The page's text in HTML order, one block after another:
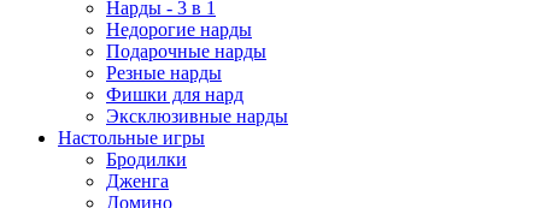
Нарды - 3 в 1
Недорогие нарды
Подарочные нарды
Резные нарды
Фишки для нард
Эксклюзивные нарды
Настольные игры
Бродилки
Дженга
Домино